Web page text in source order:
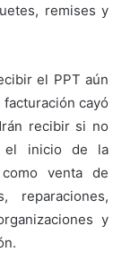
remises y
el PPT aún
cayó
recibir si no
el inicio de la
venta de
reparaciones,
y